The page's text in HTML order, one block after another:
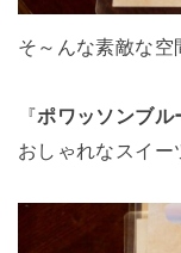
そ～んな素敵な空
『ポワッソンブル
おしゃれなスイ